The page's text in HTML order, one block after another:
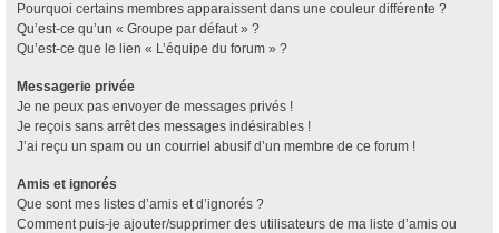
Pourquoi certains membres apparaissent dans une couleur différente ?
Qu’est-ce qu’un « Groupe par défaut » ?
Qu’est-ce que le lien « L’équipe du forum » ?
Messagerie privée
Je ne peux pas envoyer de messages privés !
Je reçois sans arrêt des messages indésirables !
J’ai reçu un spam ou un courriel abusif d’un membre de ce forum !
Amis et ignorés
Que sont mes listes d’amis et d’ignorés ?
Comment puis-je ajouter/supprimer des utilisateurs de ma liste d’amis ou